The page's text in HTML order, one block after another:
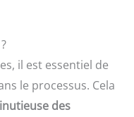
il est essentiel de
le processus. Cela
des